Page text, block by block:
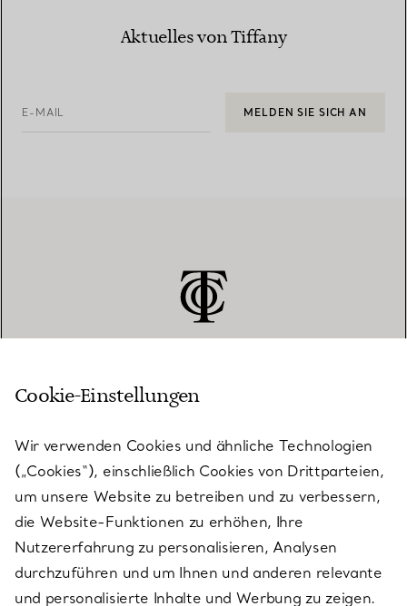
Aktuelles von Tiffany
E-MAIL MELDEN SIE SICH AN
KUNDENSERVICE
SERVICES
ÜBER TIFFANY & CO.
Cookie-Einstellungen
Wir verwenden Cookies und ähnliche Technologien
(„Cookies“), einschließlich Cookies von Drittparteien,
um unsere Website zu betreiben und zu verbessern,
die Website-Funktionen zu erhöhen, Ihre
Nutzererfahrung zu personalisieren, Analysen
durchzuführen und um Ihnen und anderen relevante
und personalisierte Inhalte und Werbung zu zeigen.